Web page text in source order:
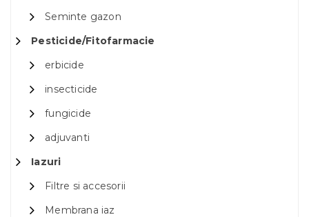
Seminte gazon
Pesticide/Fitofarmacie
erbicide
insecticide
fungicide
adjuvanti
Iazuri
Filtre si accesorii
Membrana iaz